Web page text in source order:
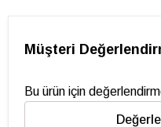
Müşteri
Bu ürün için